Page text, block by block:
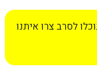
לסרב צרו איתנו